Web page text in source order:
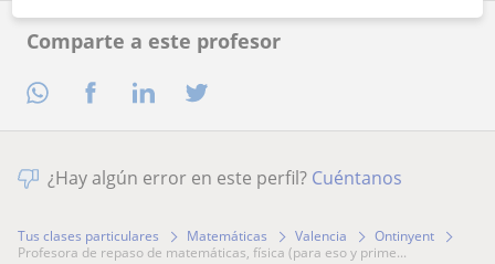
Comparte a este profesor
¿Hay algún error en este perfil? Cuéntanos
Tus clases particulares Matemáticas Valencia
Ontinyent
profesora de repaso de matemáticas, física (para eso y prime...